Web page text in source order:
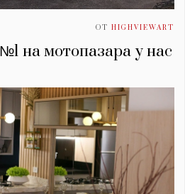
ОТ HIGHVIEWART
на мотопазара у нас